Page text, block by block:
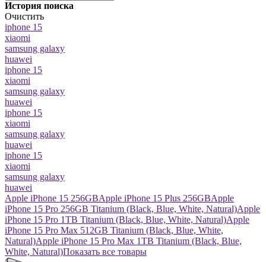
История поиска
Очистить
iphone 15
xiaomi
samsung galaxy
huawei
iphone 15
xiaomi
samsung galaxy
huawei
iphone 15
xiaomi
samsung galaxy
huawei
iphone 15
xiaomi
samsung galaxy
huawei
Apple iPhone 15 256GBApple iPhone 15 Plus 256GBApple
iPhone 15 Pro 256GB Titanium (Black, Blue, White, Natural)Apple
iPhone 15 Pro 1TB Titanium (Black, Blue, White, Natural)Apple
iPhone 15 Pro Max 512GB Titanium (Black, Blue, White,
Natural)Apple iPhone 15 Pro Max 1TB Titanium (Black, Blue,
White, Natural)Показать все товары